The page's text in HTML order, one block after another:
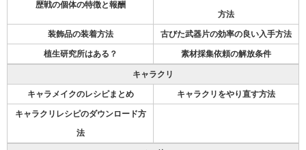
歴戦の個体の特徴と報酬
方法
装飾品の装着方法 古びた武器片の効率の良い入手方法
植生研究所はある？ 素材採集依頼の解放条件
キャラクリ
キャラメイクのレシピまとめ キャラクリをやり直す方法
キャラクリレシピのダウンロード方
法